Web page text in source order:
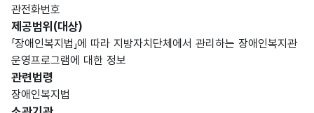
관전화번호
제공범위(대상)
「장애인복지법」에 따라 지방자치단체에서 관리하는 장애인복지관
운영프로그램에 대한 정보
관련법령
장애인복지법